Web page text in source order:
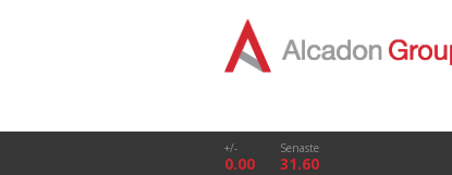
+/-
0.00
Senaste
31.60